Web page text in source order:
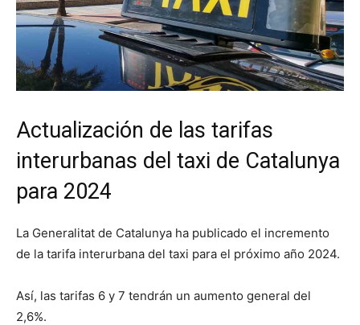
Actualización de las tarifas
interurbanas del taxi de Catalunya
para 2024
La Generalitat de Catalunya ha publicado el incremento
de la tarifa interurbana del taxi para el próximo año 2024.
Así, las tarifas 6 y 7 tendrán un aumento general del
2,6%.